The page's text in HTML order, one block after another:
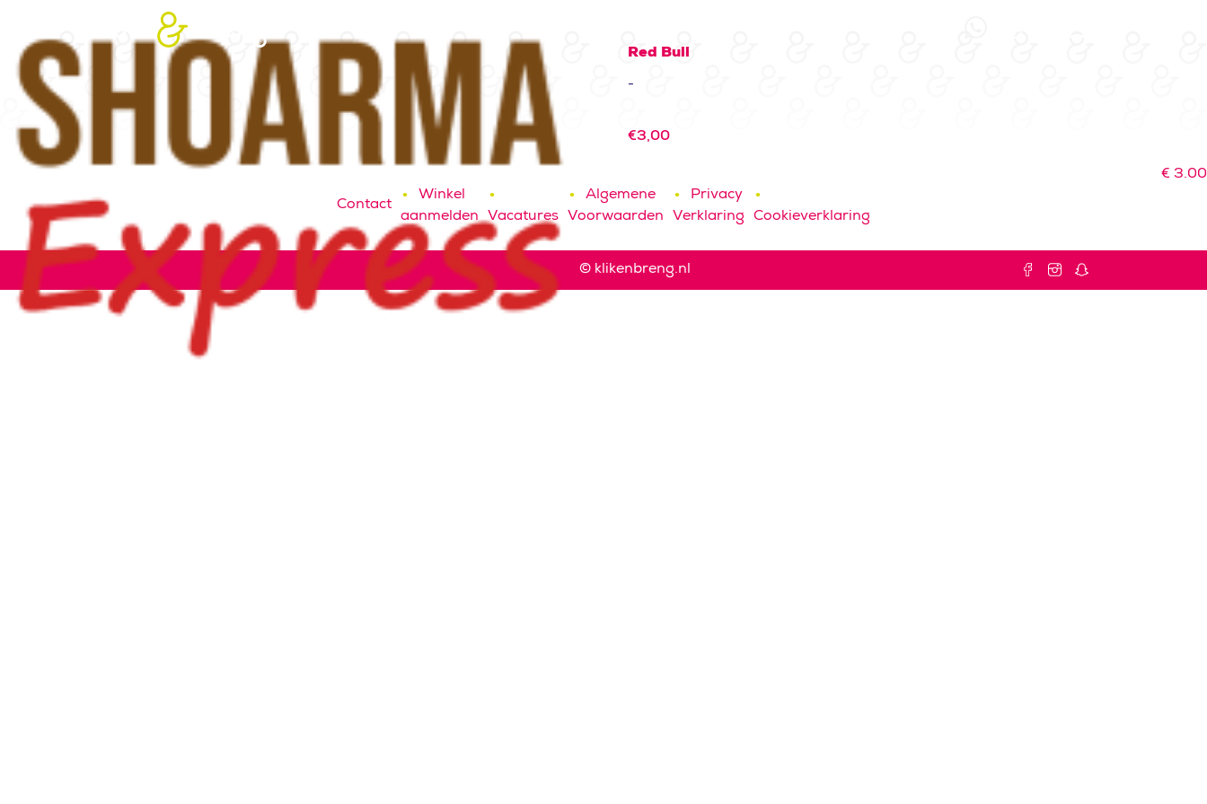
Red Bull
-
€3,00
€ 3.00
Contact
Winkel
aanmelden
Vacatures
Algemene
Voorwaarden
Privacy
Verklaring
Cookieverklaring
© klikenbreng.nl